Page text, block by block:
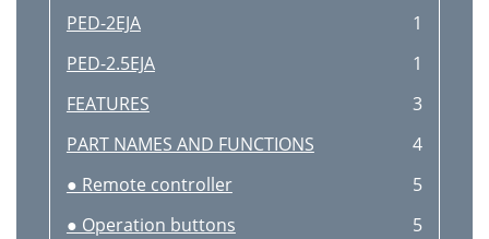
PED-2EJA
1
PED-2.5EJA
1
FEATURES
3
PART NAMES AND FUNCTIONS
4
● Remote controller
5
● Operation buttons
5